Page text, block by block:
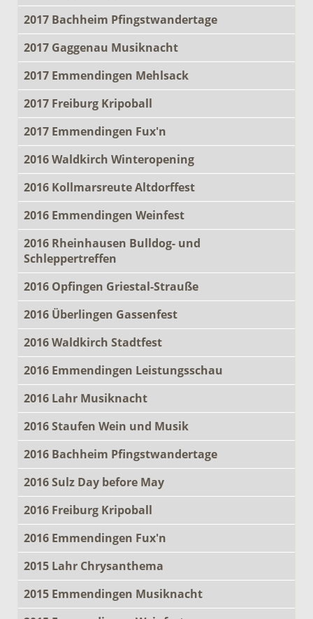
2017 Bachheim Pfingstwandertage
2017 Gaggenau Musiknacht
2017 Emmendingen Mehlsack
2017 Freiburg Kripoball
2017 Emmendingen Fux'n
2016 Waldkirch Winteropening
2016 Kollmarsreute Altdorffest
2016 Emmendingen Weinfest
2016 Rheinhausen Bulldog- und
Schleppertreffen
2016 Opfingen Griestal-Strauße
2016 Überlingen Gassenfest
2016 Waldkirch Stadtfest
2016 Emmendingen Leistungsschau
2016 Lahr Musiknacht
2016 Staufen Wein und Musik
2016 Bachheim Pfingstwandertage
2016 Sulz Day before May
2016 Freiburg Kripoball
2016 Emmendingen Fux'n
2015 Lahr Chrysanthema
2015 Emmendingen Musiknacht